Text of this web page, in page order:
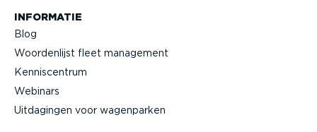
INFORMATIE
Blog
Woorden­lijst fleet management
Kennis­centrum
Webinars
Uitdagingen voor wagenparken